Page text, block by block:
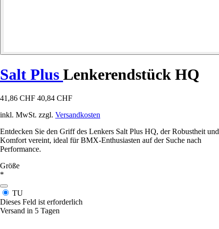
Salt Plus Lenkerendstück HQ
41,86 CHF 40,84 CHF
inkl. MwSt. zzgl. Versandkosten
Entdecken Sie den Griff des Lenkers Salt Plus HQ, der Robustheit und
Komfort vereint, ideal für BMX-Enthusiasten auf der Suche nach
Performance.
Größe
*
TU
Dieses Feld ist erforderlich
Versand in 5 Tagen